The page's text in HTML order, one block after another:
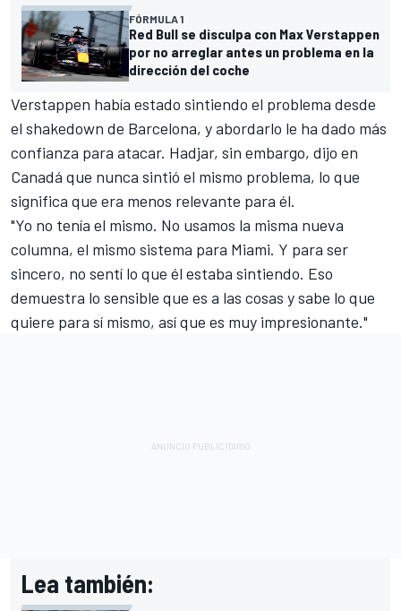
FÓRMULA 1
Red Bull se disculpa con Max Verstappen
por no arreglar antes un problema en la
dirección del coche
Verstappen había estado sintiendo el problema desde
el shakedown de Barcelona, y abordarlo le ha dado más
confianza para atacar. Hadjar, sin embargo, dijo en
Canadá que nunca sintió el mismo problema, lo que
significa que era menos relevante para él.
"Yo no tenía el mismo. No usamos la misma nueva
columna, el mismo sistema para Miami. Y para ser
sincero, no sentí lo que él estaba sintiendo. Eso
demuestra lo sensible que es a las cosas y sabe lo que
quiere para sí mismo, así que es muy impresionante."
Lea también: